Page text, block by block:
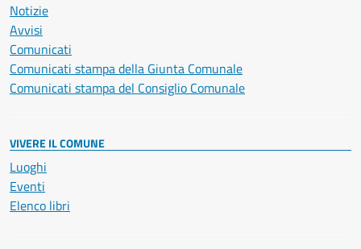
Notizie
Avvisi
Comunicati
Comunicati stampa della Giunta Comunale
Comunicati stampa del Consiglio Comunale
VIVERE IL COMUNE
Luoghi
Eventi
Elenco libri